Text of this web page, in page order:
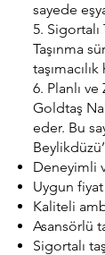
sayede
5. Sigortalı
Taşınma
6. Planlı
Goldtaş
eder. Bu
Deneyimli
Uygun
Kaliteli
Asansörlü
Sigortalı